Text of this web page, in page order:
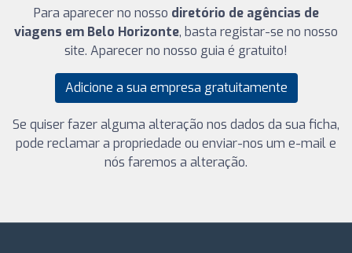
Para aparecer no nosso diretório de agências de
viagens em Belo Horizonte, basta registar-se no nosso
site. Aparecer no nosso guia é gratuito!
Adicione a sua empresa gratuitamente
Se quiser fazer alguma alteração nos dados da sua ficha,
pode reclamar a propriedade ou enviar-nos um e-mail e
nós faremos a alteração.